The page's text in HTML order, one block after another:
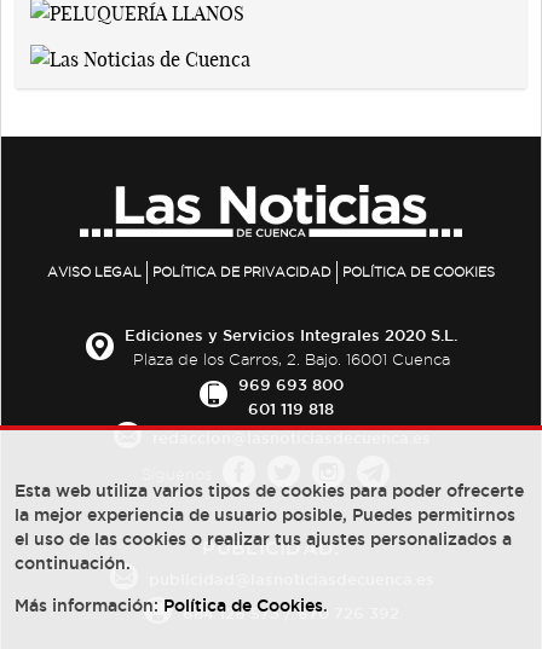
AVISO LEGAL POLÍTICA DE PRIVACIDAD POLÍTICA DE COOKIES
Ediciones y Servicios Integrales 2020 S.L.
Plaza de los Carros, 2. Bajo. 16001 Cuenca
969 693 800
601 119 818
PUBLICIDAD:
684 126 573/670 726 392
Esta web utiliza varios tipos de cookies para poder ofrecerte
la mejor experiencia de usuario posible, Puedes permitirnos
el uso de las cookies o realizar tus ajustes personalizados a
continuación.
Más información: Política de Cookies.